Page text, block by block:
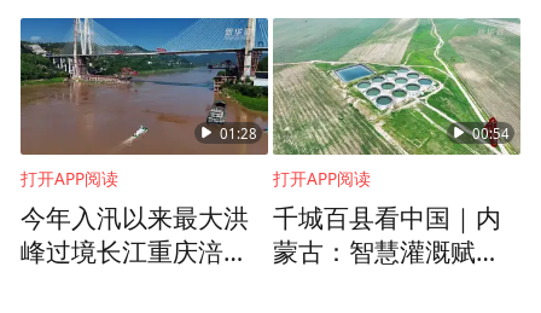
搞垮日本
01:28
打开APP阅读
今年入汛以来最大洪
峰过境长江重庆涪陵
00:54
打开APP阅读
千城百县看中国｜内
蒙古：智慧灌溉赋能